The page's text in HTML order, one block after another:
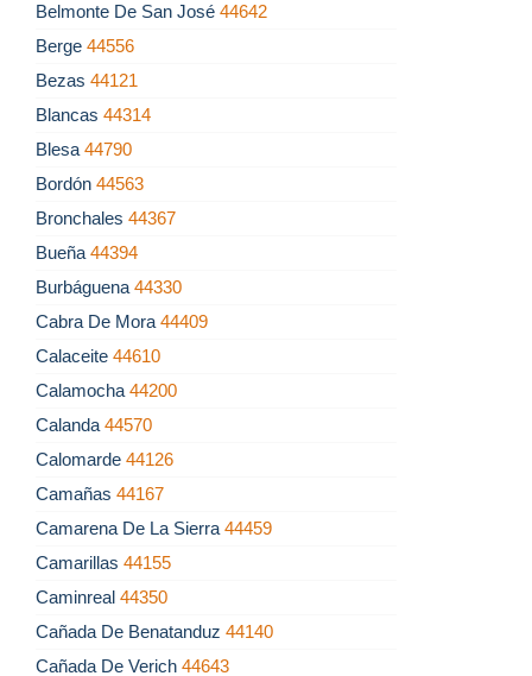
Belmonte De San José 44642
Berge 44556
Bezas 44121
Blancas 44314
Blesa 44790
Bordón 44563
Bronchales 44367
Bueña 44394
Burbáguena 44330
Cabra De Mora 44409
Calaceite 44610
Calamocha 44200
Calanda 44570
Calomarde 44126
Camañas 44167
Camarena De La Sierra 44459
Camarillas 44155
Caminreal 44350
Cañada De Benatanduz 44140
Cañada De Verich 44643